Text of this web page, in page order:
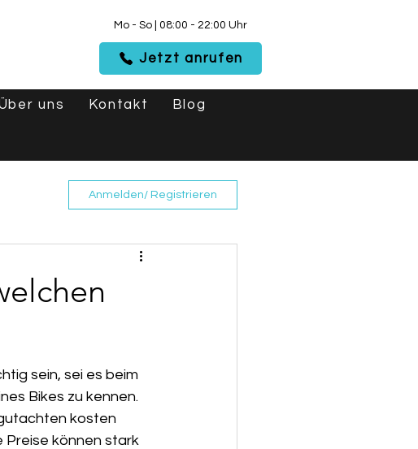
Mo - So | 08:00 - 22:00 Uhr
Jetzt anrufen
uns Kontakt Blog
Anmelden/ Registrieren
sein, sei es beim
Bikes zu kennen.
kosten
Preise können stark